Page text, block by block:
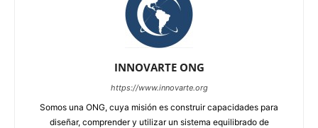
INNOVARTE ONG
https://www.innovarte.org
Somos una ONG, cuya misión es construir capacidades para
diseñar, comprender y utilizar un sistema equilibrado de